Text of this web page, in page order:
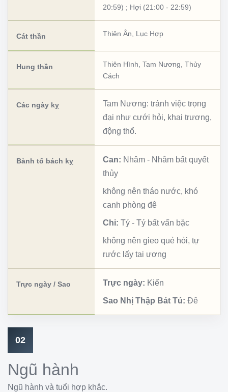
20:59) ; Hợi (21:00 - 22:59)
Cát thần Thiên Ân Lục Hợp
Hung thần Thiên Hình Tam Nương Thủy
Cách
Các ngày kỵ
Tam Nương: tránh việc trọng
đại như cưới hỏi, khai trương,
động thổ.
Bành tổ bách kỵ Can: Nhâm - Nhâm bất quyết
thủy
không nên tháo nước, khó
canh phòng đê
Chi: Tý - Tý bất vấn bặc
không nên gieo quẻ hỏi, tự
rước lấy tai ương
Trực ngày / Sao Trực ngày: Kiến
Sao Nhị Thập Bát Tú: Đê
02
Ngũ hành
Ngũ hành và tuổi hợp khắc.